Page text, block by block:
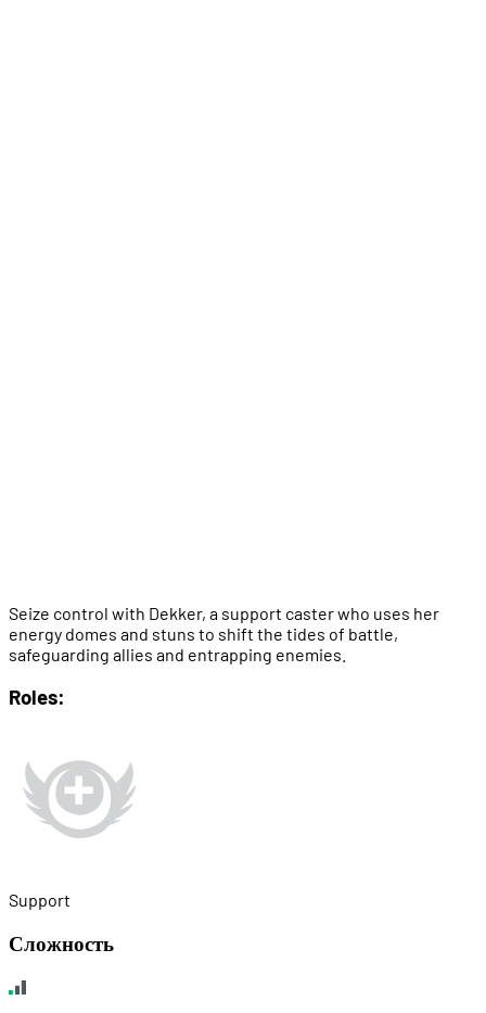
Seize control with Dekker, a support caster who uses her
energy domes and stuns to shift the tides of battle,
safeguarding allies and entrapping enemies.
Roles:
Support
Сложность